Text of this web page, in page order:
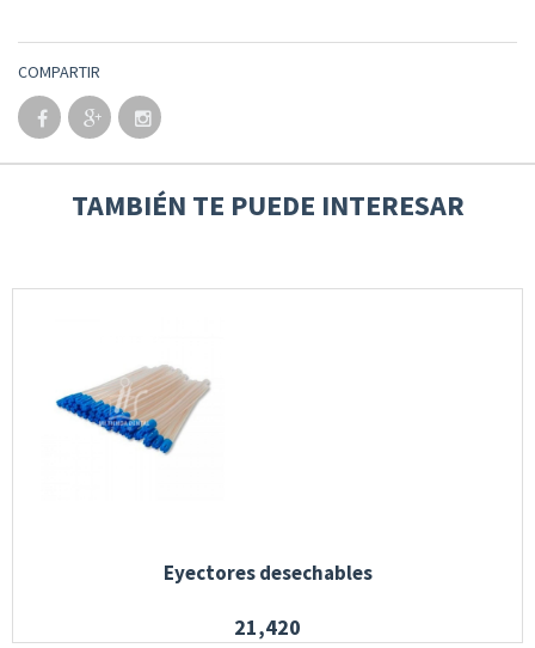
COMPARTIR
TAMBIÉN TE PUEDE INTERESAR
Eyectores desechables
21,420